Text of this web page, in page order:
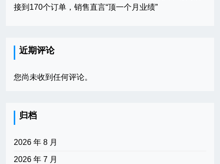
接到170个订单，销售直言“顶一个月业绩”
近期评论
您尚未收到任何评论。
归档
2026 年 8 月
2026 年 7 月